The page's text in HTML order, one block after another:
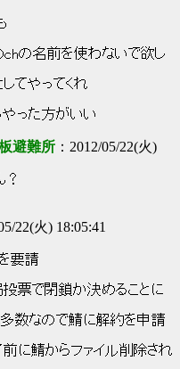
の名前を使わないで欲し
てやってくれ
った方がいい
避難所 ：2012/05/22(火)
？
22(火) 18:05:41
要請
投票で閉鎖か決めることに
数なので鯖に解約を申請
に鯖からファイル削除され